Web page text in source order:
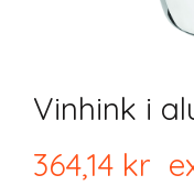
Vinhink i
364,14 kr